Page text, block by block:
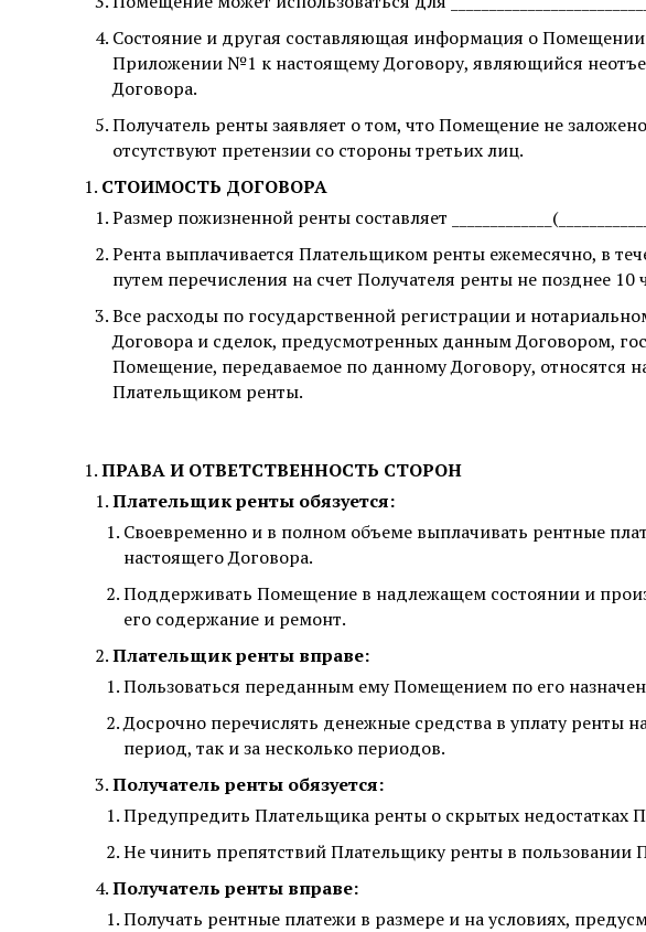
Состояние и другая составляющая информация о
Приложении №1 к настоящему Договору, являющийся
Договора.
Получатель ренты заявляет о том, что Помещение не
отсутствуют претензии со стороны третьих лиц.
СТОИМОСТЬ ДОГОВОРА
Размер пожизненной ренты составляет
Рента выплачивается Плательщиком ренты ежемесячно, в
путем перечисления на счет Получателя ренты не позднее 10
Все расходы по государственной регистрации и
Договора и сделок, предусмотренных данным Договором,
Помещение, передаваемое по данному Договору, относятся
Плательщиком ренты.
ПРАВА И ОТВЕТСТВЕННОСТЬ СТОРОН
Плательщик ренты обязуется:
Своевременно и в полном объеме выплачивать рентные
настоящего Договора.
Поддерживать Помещение в надлежащем состоянии и
его содержание и ремонт.
Плательщик ренты вправе:
Пользоваться переданным ему Помещением по его
Досрочно перечислять денежные средства в уплату ренты
период, так и за несколько периодов.
Получатель ренты обязуется:
Предупредить Плательщика ренты о скрытых недостатках
Не чинить препятствий Плательщику ренты в
Получатель ренты вправе:
Получать рентные платежи в размере и на условиях,